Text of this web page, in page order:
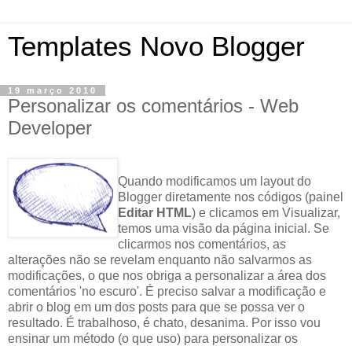
Templates Novo Blogger
19 março 2010
Personalizar os comentários - Web
Developer
Quando modificamos um layoutdo
Blogger diretamente nos códigos (painel
Editar HTML) e clicamos em Visualizar,
temos uma visão da página inicial. Se
clicarmos nos comentários, as
alterações não se revelam enquanto não salvarmos as
modificações, o que nos obriga a personalizar a área dos
comentários 'no escuro'. É preciso salvar a modificação e
abrir o blog em um dos posts para que se possa ver o
resultado. É trabalhoso, é chato, desanima. Por isso vou
ensinar um método (o que uso) para personalizar os